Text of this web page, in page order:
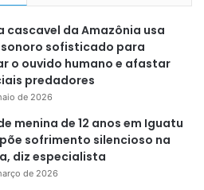
cascavel da Amazônia usa
sofisticado para
o ouvido humano e afastar
predadores
de 2026
menina de 12 anos em Iguatu
sofrimento silencioso na
diz especialista
de 2026